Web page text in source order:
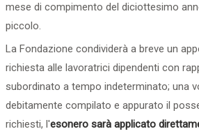
mese di compimento del diciottesimo
piccolo.
La Fondazione condividerà a breve un
richiesta alle lavoratrici dipendenti con
subordinato a tempo indeterminato; una
debitamente compilato e appurato il
richiesti, l'esonero sarà applicato